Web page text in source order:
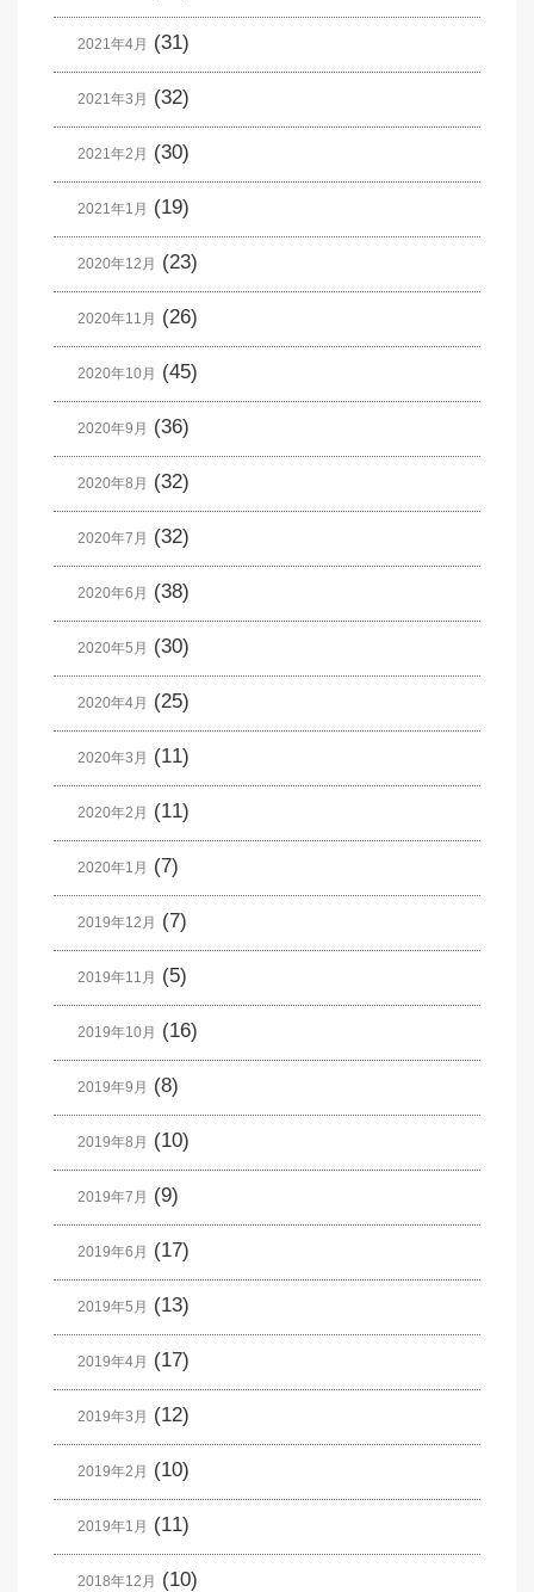
2021年4月 (31)
2021年3月 (32)
2021年2月 (30)
2021年1月 (19)
2020年12月 (23)
2020年11月 (26)
2020年10月 (45)
2020年9月 (36)
2020年8月 (32)
2020年7月 (32)
2020年6月 (38)
2020年5月 (30)
2020年4月 (25)
2020年3月 (11)
2020年2月 (11)
2020年1月 (7)
2019年12月 (7)
2019年11月 (5)
2019年10月 (16)
2019年9月 (8)
2019年8月 (10)
2019年7月 (9)
2019年6月 (17)
2019年5月 (13)
2019年4月 (17)
2019年3月 (12)
2019年2月 (10)
2019年1月 (11)
2018年12月 (10)